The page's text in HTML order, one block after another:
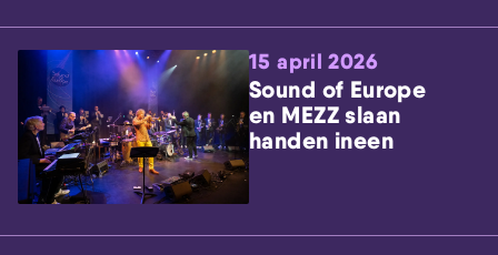
15 april 2026
Sound of Europe
en MEZZ slaan
handen ineen